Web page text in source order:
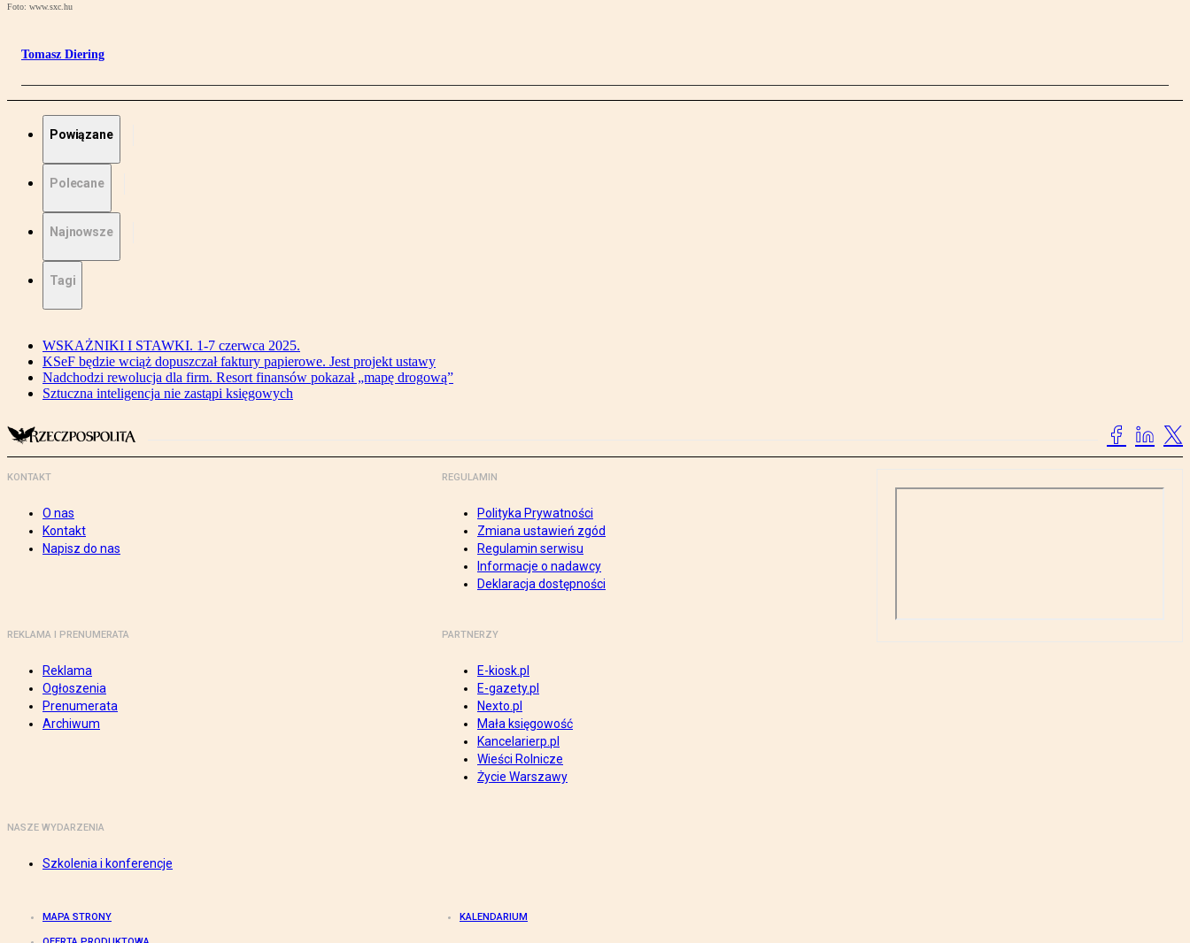
Foto: www.sxc.hu
Tomasz Diering
Powiązane
Polecane
Najnowsze
Tagi
WSKAŻNIKI I STAWKI. 1-7 czerwca 2025.
KSeF będzie wciąż dopuszczał faktury papierowe. Jest projekt ustawy
Nadchodzi rewolucja dla firm. Resort finansów pokazał „mapę drogową”
Sztuczna inteligencja nie zastąpi księgowych
KONTAKT
O nas
Kontakt
Napisz do nas
REGULAMIN
Polityka Prywatności
Zmiana ustawień zgód
Regulamin serwisu
Informacje o nadawcy
Deklaracja dostępności
REKLAMA I PRENUMERATA
Reklama
Ogłoszenia
Prenumerata
Archiwum
PARTNERZY
E-kiosk.pl
E-gazety.pl
Nexto.pl
Mała księgowość
Kancelarierp.pl
Wieści Rolnicze
Życie Warszawy
NASZE WYDARZENIA
Szkolenia i konferencje
MAPA STRONY KALENDARIUM